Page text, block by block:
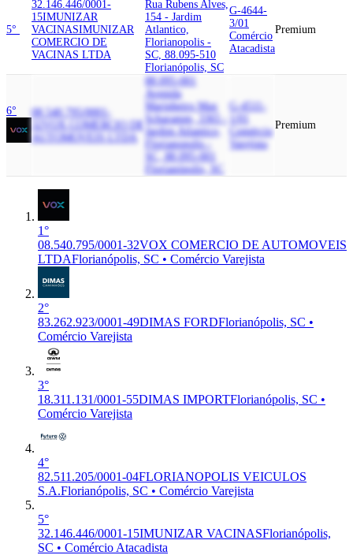
5°
32.146.446/0001-
15IMUNIZAR
VACINASIMUNIZAR
COMERCIO DE
VACINAS LTDA
Rua Rubens Alves,
154 - Jardim
Atlantico,
Florianopolis -
SC, 88.095-510
Florianópolis, SC
G-4644-
3/01
Comércio
Atacadista
Premium
6°
08.540.795/0001-
VOX COMERCIO DE
AUTOMOVEIS LTDA
88.095-001
Avenida
Marinheiro Max
Scharamm, 3365 -
Jardim Atlantico,
Florianopolis -
SC, 88.095-001
Florianópolis, SC
G-4511-
Comércio
Varejista
Premium
1°
08.540.795/0001-32VOX COMERCIO DE AUTOMOVEIS
LTDAFlorianópolis, SC • Comércio Varejista
2°
83.262.923/0001-49DIMAS FORDFlorianópolis, SC •
Comércio Varejista
3°
18.311.131/0001-55DIMAS IMPORTFlorianópolis, SC •
Comércio Varejista
4°
82.511.205/0001-04FLORIANOPOLIS VEICULOS
S.A.Florianópolis, SC • Comércio Varejista
5°
32.146.446/0001-15IMUNIZAR VACINASFlorianópolis,
SC • Comércio Atacadista